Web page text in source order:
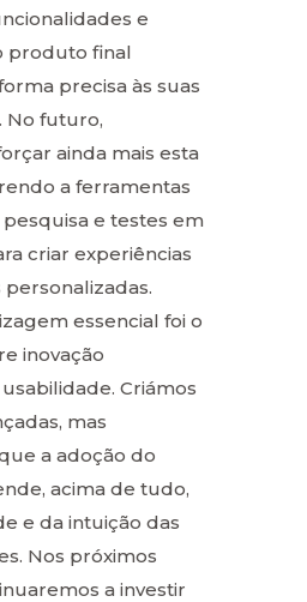
e
produto final
precisa às suas
No futuro,
ainda mais esta
a ferramentas
e testes em
criar experiências
personalizadas.
essencial foi o
inovação
Criámos
mas
a adoção do
acima de tudo,
e da intuição das
Nos próximos
a investir